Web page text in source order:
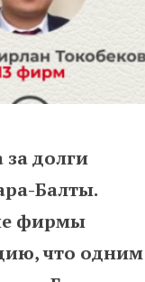
долги
Балты.
фирмы
что одним